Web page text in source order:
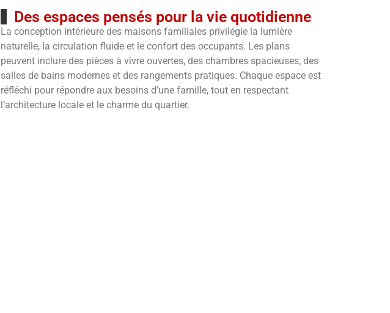
Des espaces pensés pour la vie quotidienne
La conception intérieure des maisons familiales privilégie la lumière
naturelle, la circulation fluide et le confort des occupants. Les plans
peuvent inclure des pièces à vivre ouvertes, des chambres spacieuses, des
salles de bains modernes et des rangements pratiques. Chaque espace est
réfléchi pour répondre aux besoins d’une famille, tout en respectant
l’architecture locale et le charme du quartier.